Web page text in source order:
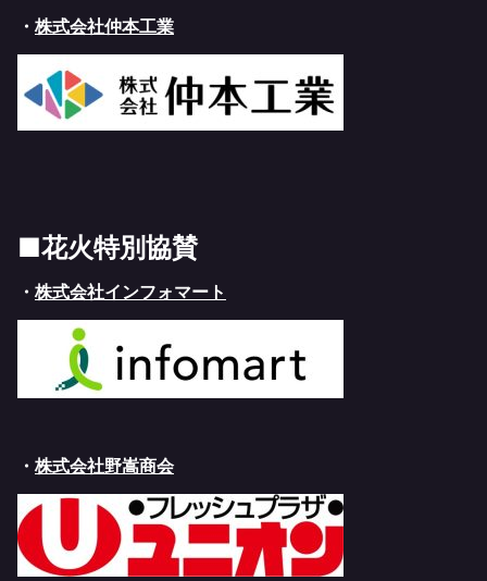
・ 株式会社仲本工業
■花火特別協賛
・ 株式会社インフォマート
・ 株式会社野嵩商会